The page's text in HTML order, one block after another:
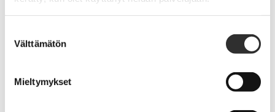
valinta
Välttämätön
Mieltymykset
Tosin nyt on taas mukavaa, kun jälleen järjestetään
muistotilaisuuksia ja pappi ja kanttori kutsutaan mukaan.
Vaikka muistotilaisuus onkin omaisten vastuulla oleva
tilaisuus, koen arvokkaana, että saan olla niissä mukana